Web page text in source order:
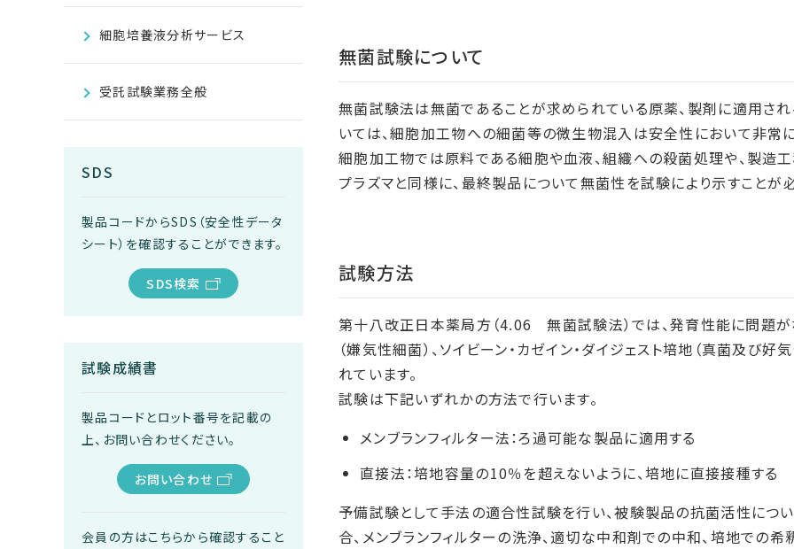
無菌試験について
無菌試験法は無菌であることが求められている原薬、製剤に適用さ
いては、細胞加工物への細菌等の微生物混入は安全性において非常
細胞加工物では原料である細胞や血液、組織への殺菌処理や、製造
プラズマと同様に、最終製品について無菌性を試験により示すことが
試験方法
第十八改正日本薬局方（4.06 無菌試験法）では、発育性能に問題
（嫌気性細菌）、ソイビーン・カゼイン・ダイジェスト培地（真菌及
れています。
試験は下記いずれかの方法で行います。
メンブランフィルター法：ろ過可能な製品に適用する
直接法：培地容量の10％を超えないように、培地に直接接種する
予備試験として手法の適合性試験を行い、被験製品の抗菌活性につ
合、メンブランフィルターの洗浄、適切な中和剤での中和、培地での
細胞培養液分析サービス
受託試験業務全般
SDS
製品コードからSDS（安全性データ
シート）を確認することができます。
SDS検索
試験成績書
製品コードとロット番号を記載の
上、お問い合わせください。
お問い合わせ
会員の方はこちらから確認すること